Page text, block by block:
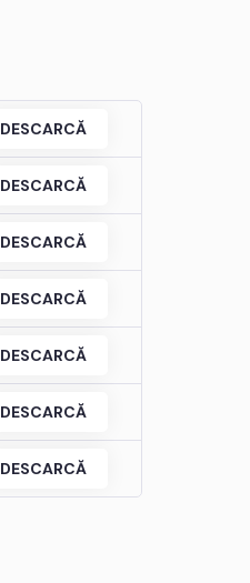
DESCARCĂ
DESCARCĂ
DESCARCĂ
DESCARCĂ
DESCARCĂ
DESCARCĂ
DESCARCĂ